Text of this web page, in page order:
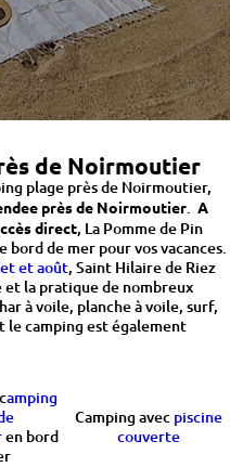
de Noirmoutier
plage près de Noirmoutier,
près de Noirmoutier. A
direct, La Pomme de Pin
de mer pour vos vacances.
et août, Saint Hilaire de Riez
la pratique de nombreux
à voile, planche à voile, surf,
le camping est également
amping
en bord
Camping avec piscine
couverte